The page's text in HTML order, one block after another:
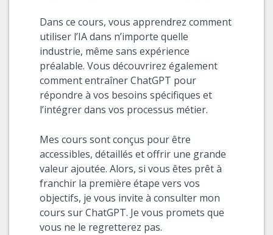
Dans ce cours, vous apprendrez comment
utiliser l’IA dans n’importe quelle
industrie, même sans expérience
préalable. Vous découvrirez également
comment entraîner ChatGPT pour
répondre à vos besoins spécifiques et
l’intégrer dans vos processus métier.
Mes cours sont conçus pour être
accessibles, détaillés et offrir une grande
valeur ajoutée. Alors, si vous êtes prêt à
franchir la première étape vers vos
objectifs, je vous invite à consulter mon
cours sur ChatGPT. Je vous promets que
vous ne le regretterez pas.